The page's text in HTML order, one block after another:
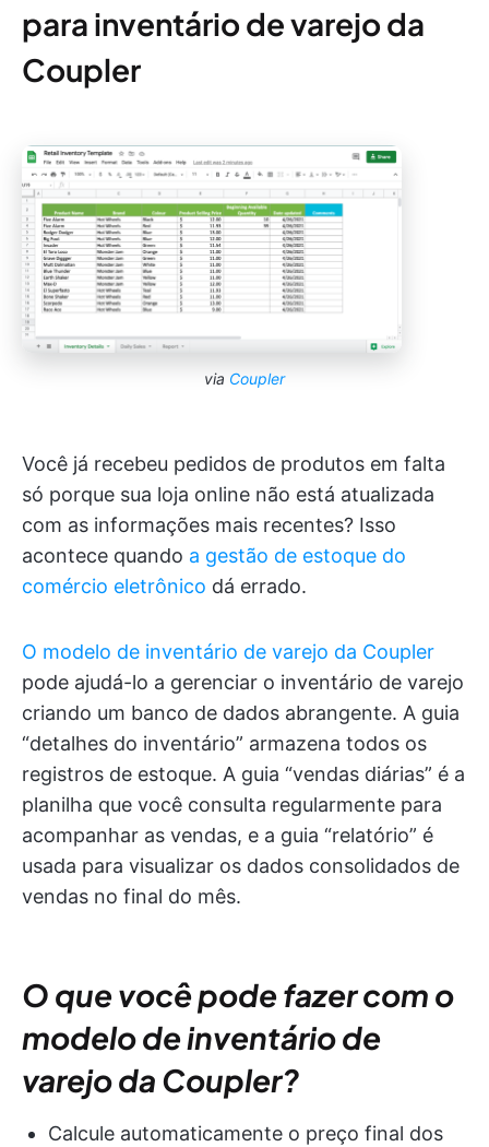
para inventário de varejo da
Coupler
via Coupler
Você já recebeu pedidos de produtos em falta
só porque sua loja online não está atualizada
com as informações mais recentes? Isso
acontece quando a gestão de estoque do
comércio eletrônico dá errado.
O modelo de inventário de varejo da Coupler
pode ajudá-lo a gerenciar o inventário de varejo
criando um banco de dados abrangente. A guia
“detalhes do inventário” armazena todos os
registros de estoque. A guia “vendas diárias” é a
planilha que você consulta regularmente para
acompanhar as vendas, e a guia “relatório” é
usada para visualizar os dados consolidados de
vendas no final do mês.
O que você pode fazer com o
modelo de inventário de
varejo da Coupler?
Calcule automaticamente o preço final dos